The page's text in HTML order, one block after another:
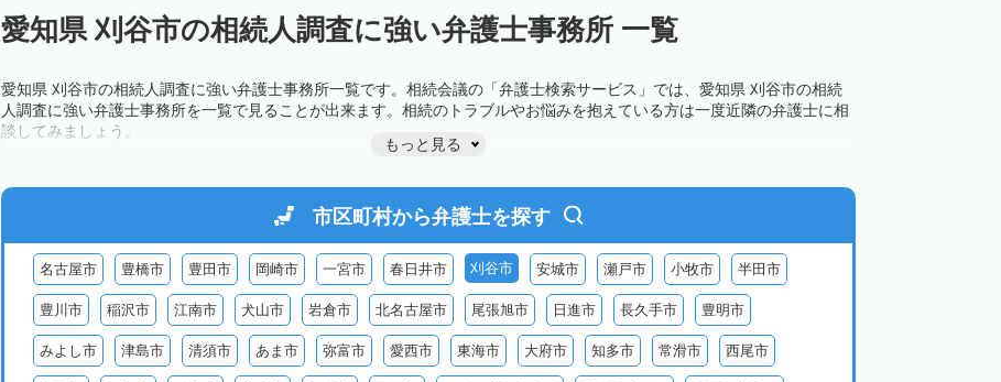
愛知県 刈谷市の相続人調査に強い弁護士事務所 一覧
愛知県 刈谷市の相続人調査に強い弁護士事務所一覧です。相続会議の「弁護士検索サービス」では、愛知県 刈谷市の相続
人調査に強い弁護士事務所を一覧で見ることが出来ます。相続のトラブルやお悩みを抱えている方は一度近隣の弁護士に相
談してみましょう。
もっと見る
市区町村から弁護士を探す
名古屋市 豊橋市 豊田市 岡崎市 一宮市 春日井市 刈谷市 安城市 瀬戸市 小牧市 半田市
豊川市 稲沢市 江南市 犬山市 岩倉市 北名古屋市 尾張旭市 日進市 長久手市 豊明市
みよし市 津島市 清須市 あま市 弥富市 愛西市 東海市 大府市 知多市 常滑市 西尾市